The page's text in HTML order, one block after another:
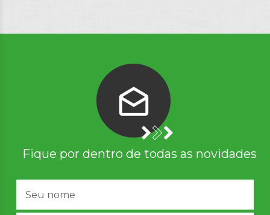
Fique por dentro de todas as novidades